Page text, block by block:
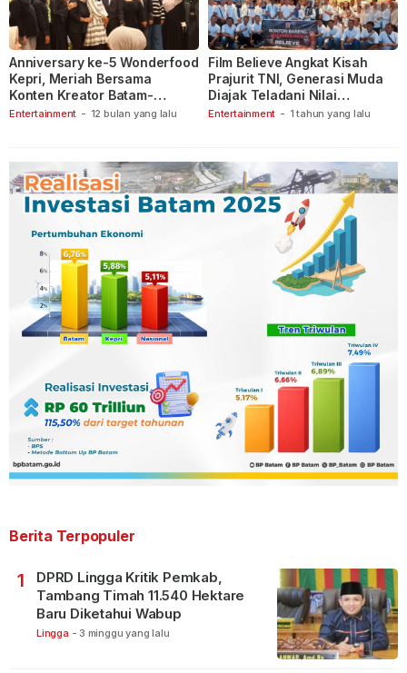
Entertainment - 12 bulan yang lalu
Anniversary ke-5 Wonderfood
Kepri, Meriah Bersama
Konten Kreator Batam-
Tanjungpinang
Entertainment - 1 tahun yang lalu
Film Believe Angkat Kisah
Prajurit TNI, Generasi Muda
Diajak Teladani Nilai
Keberanian
Berita Terpopuler
1
DPRD Lingga Kritik Pemkab,
Tambang Timah 11.540 Hektare
Baru Diketahui Wabup
Lingga - 3 minggu yang lalu